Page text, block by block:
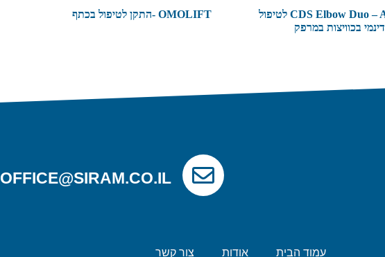
CDS Elbow Duo – Albrecht לטיפול
דינמי בכוויצות במרפק
OMOLIFT -התקן לטיפול בכתף
OFFICE@SIRAM.CO.IL
עמוד הבית אודות צור קשר